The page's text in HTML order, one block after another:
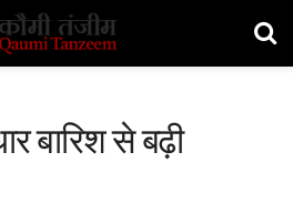
बारिश से बढ़ी